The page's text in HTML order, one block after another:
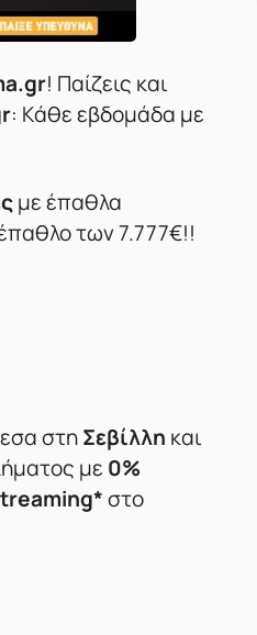
! Παίζεις και
: Kάθε εβδομάδα με
με έπαθλα
των 7.777€!!
στηΣεβίλλη και
με 0%
στο